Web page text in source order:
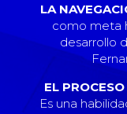
LA
como meta
desarrollo
EL
Es una